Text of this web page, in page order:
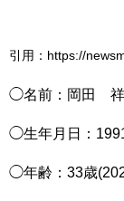
引用：https://
◯名前：岡田 祥
◯生年月日：
◯年齢：33歳